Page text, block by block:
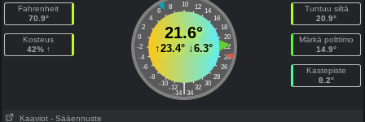
Fahrenheit
70.9°
Kosteus
42% ↑
10
8 12
6
14
4
16
2
18
0
20
-2
22
-4
24
-6
26
-8
28
-10
30
-12 32
|
-14 34
21.6°
↑23.4° ↓6.3°
Tuntuu siltä
20.9°
Märkä polttimo
14.9°
Kastepiste
8.2°
Kaaviot - Sääennuste